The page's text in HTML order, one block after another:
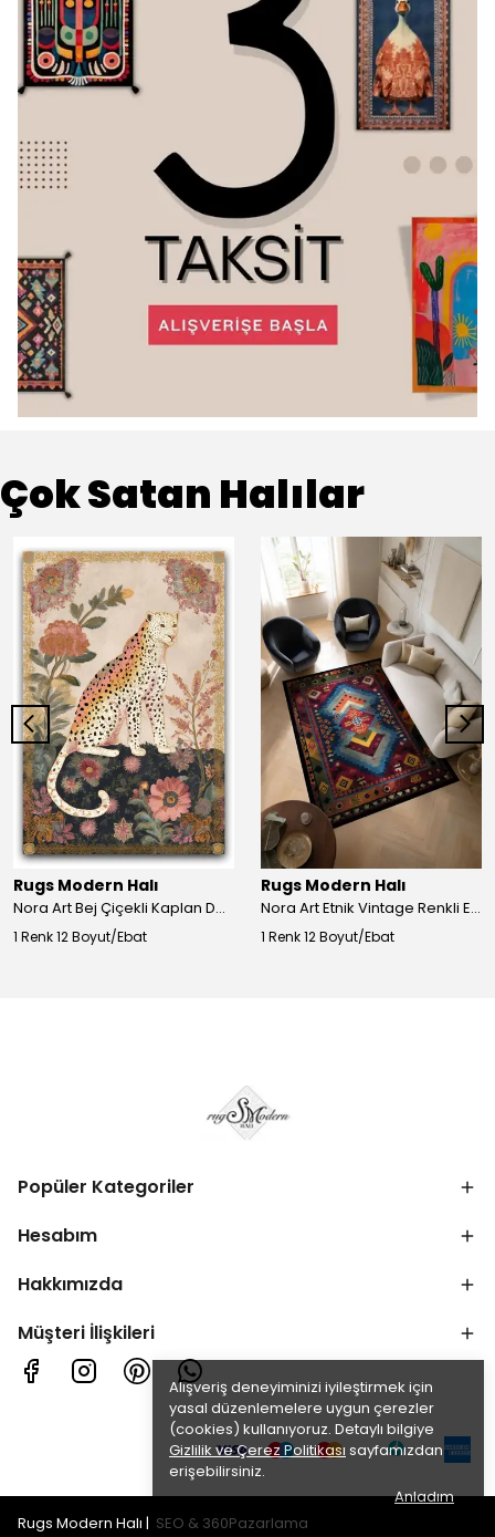
Alışveriş deneyiminizi iyileştirmek için
yasal düzenlemelere uygun çerezler
(cookies) kullanıyoruz. Detaylı bilgiye
Gizlilik ve Çerez Politikası sayfamızdan
erişebilirsiniz.
Anladım
Çok Satan Halılar
Rugs Modern Halı
Nora Art Bej Çiçekli Kaplan Desenli Dokuma Taban Dekoratif Salon Halısı 61
1 Renk 12 Boyut/Ebat
Rugs Modern Halı
Nora Art Etnik Vintage Renkli Eskitme Dokuma Taban Dekoratif Salon Halısı 63
1 Renk 12 Boyut/Ebat
Popüler Kategoriler
Hesabım
Hakkımızda
Müşteri İlişkileri
Rugs Modern Halı | SEO & 360Pazarlama